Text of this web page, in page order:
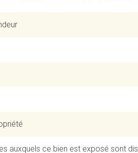
auxquels ce bien est exposé sont